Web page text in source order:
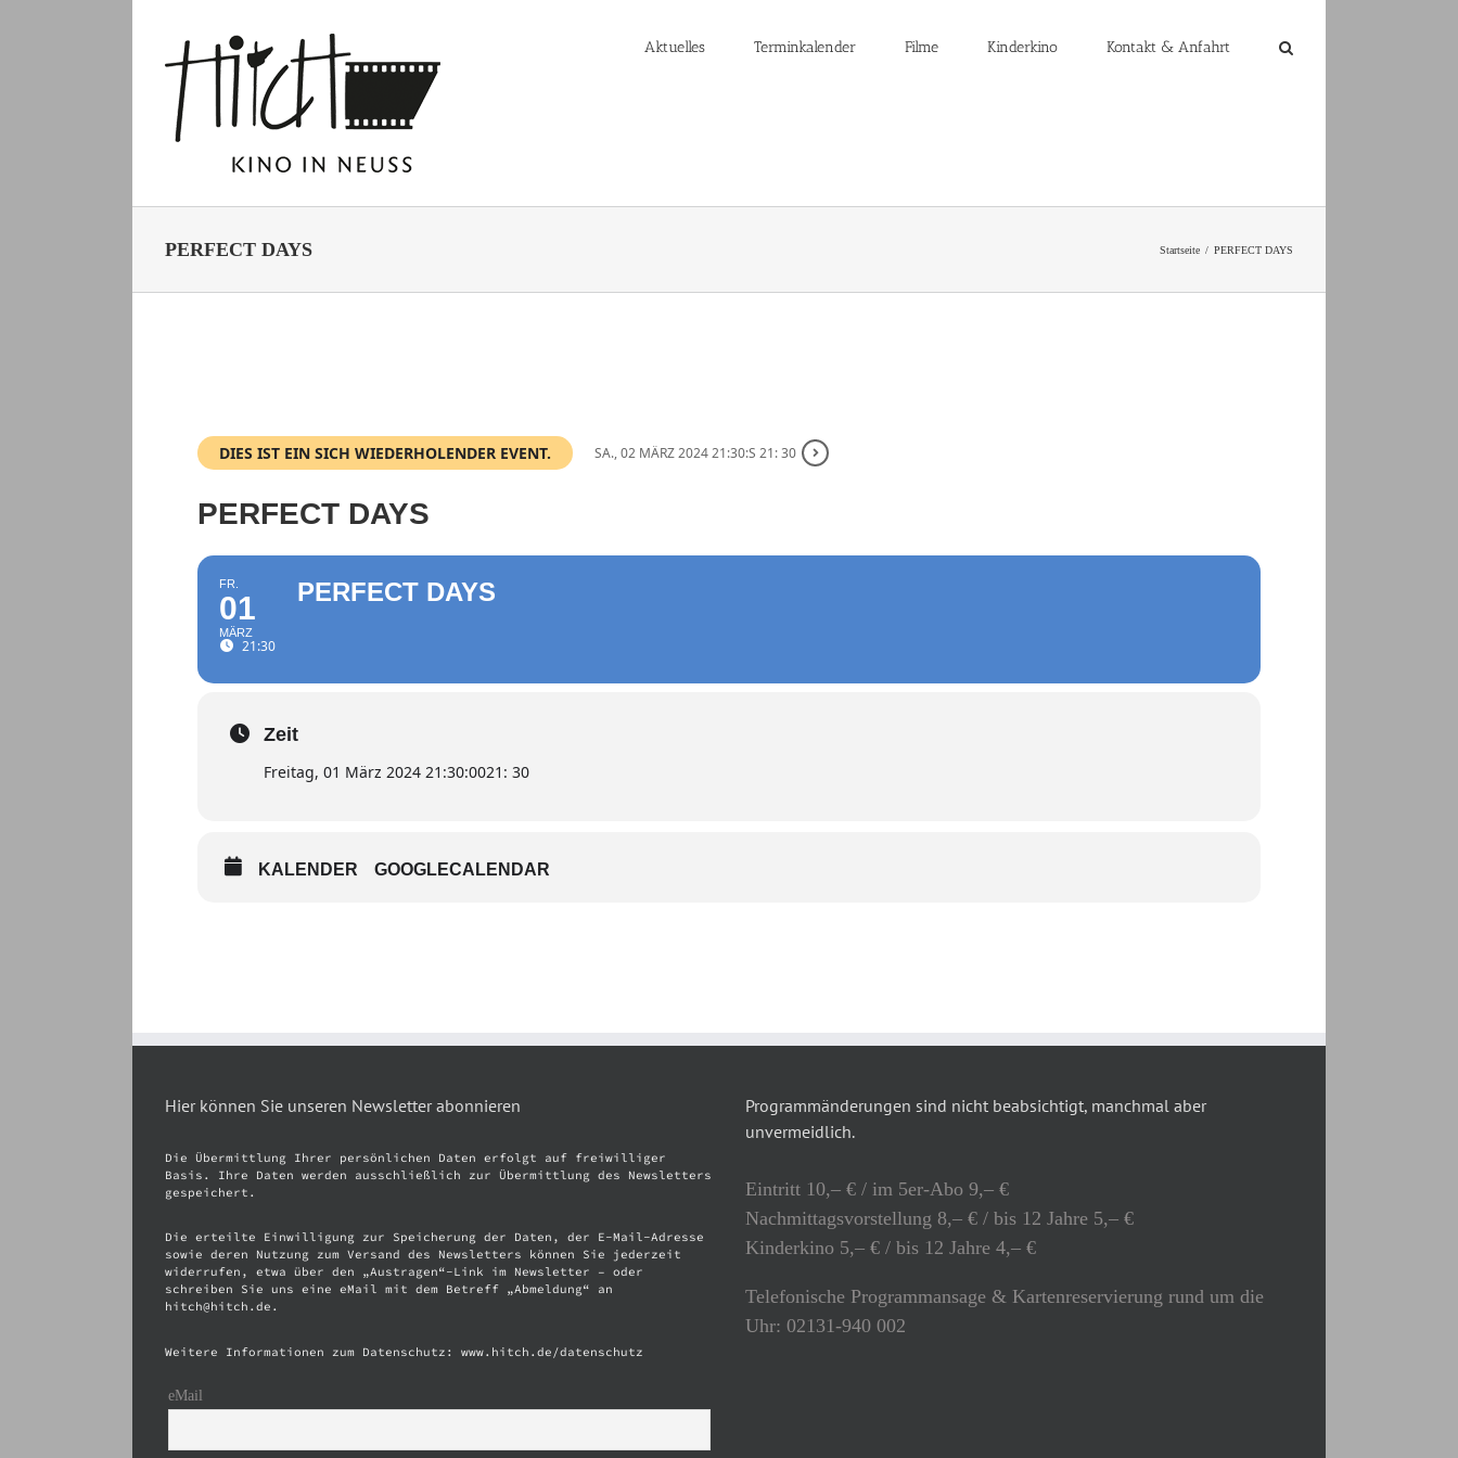
Aktuelles Terminkalender Filme Kinderkino Kontakt & Anfahrt
PERFECT DAYS Startseite PERFECT DAYS
DIES IST EIN SICH WIEDERHOLENDER EVENT. SA., 02 MÄRZ 2024 21:30:S 21: 30
PERFECT DAYS
FR.
01
MÄRZ
21:30
PERFECT DAYS
Zeit
Freitag, 01 März 2024 21:30:0021: 30
KALENDER GOOGLECALENDAR
Hier können Sie unseren Newsletter abonnieren
Die Übermittlung Ihrer persönlichen Daten erfolgt auf freiwilliger
Basis. Ihre Daten werden ausschließlich zur Übermittlung des Newsletters
gespeichert.
Die erteilte Einwilligung zur Speicherung der Daten, der E-Mail-Adresse
sowie deren Nutzung zum Versand des Newsletters können Sie jederzeit
widerrufen, etwa über den „Austragen“-Link im Newsletter – oder
schreiben Sie uns eine eMail mit dem Betreff „Abmeldung“ an
hitch@hitch.de.
Weitere Informationen zum Datenschutz: www.hitch.de/datenschutz
eMail
Programmänderungen sind nicht beabsichtigt, manchmal aber
unvermeidlich.
Eintritt 10,– € / im 5er-Abo 9,– €
Nachmittagsvorstellung 8,– € / bis 12 Jahre 5,– €
Kinderkino 5,– € / bis 12 Jahre 4,– €
Telefonische Programmansage & Kartenreservierung rund um die
Uhr: 02131-940 002